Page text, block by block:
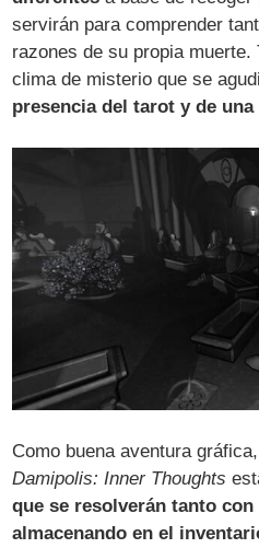
servirán para comprender
razones de su propia muerte.
clima de misterio que se
presencia del tarot y de
Como buena aventura gráfica,
Damipolis: Inner Thoughts
que se resolverán tanto
almacenando en el